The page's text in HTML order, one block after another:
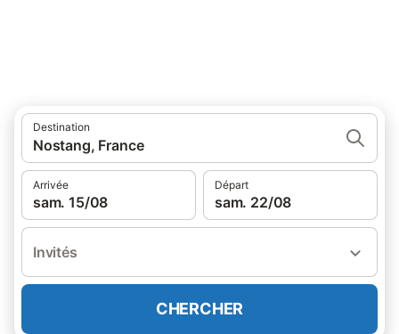
Destination
Nostang, France
Arrivée
sam. 15/08
Départ
sam. 22/08
Invités
CHERCHER